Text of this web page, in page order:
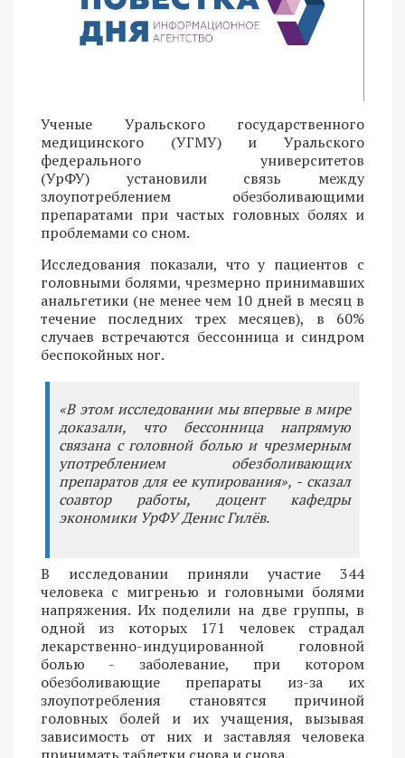
Ученые Уральского государственного
медицинского (УГМУ) и Уральского
федерального университетов
(УрФУ) установили связь между
злоупотреблением обезболивающими
препаратами при частых головных болях и
проблемами со сном.
Исследования показали, что у пациентов с
головными болями, чрезмерно принимавших
анальгетики (не менее чем 10 дней в месяц в
течение последних трех месяцев), в 60%
случаев встречаются бессонница и синдром
беспокойных ног.
«В этом исследовании мы впервые в мире
доказали, что бессонница напрямую
связана с головной болью и чрезмерным
употреблением обезболивающих
препаратов для ее купирования», - сказал
соавтор работы, доцент кафедры
экономики УрФУ Денис Гилёв.
В исследовании приняли участие 344
человека с мигренью и головными болями
напряжения. Их поделили на две группы, в
одной из которых 171 человек страдал
лекарственно-индуцированной головной
болью - заболевание, при котором
обезболивающие препараты из-за их
злоупотребления становятся причиной
головных болей и их учащения, вызывая
зависимость от них и заставляя человека